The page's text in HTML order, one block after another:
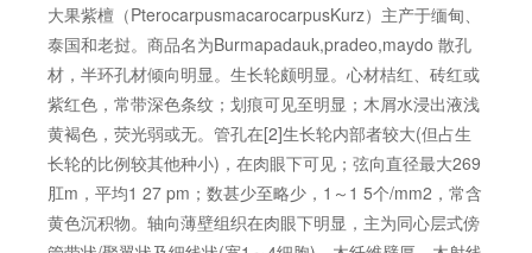
大果紫檀（PterocarpusmacarocarpusKurz）主产于缅甸、
泰国和老挝。商品名为Burmapadauk,pradeo,maydo 散孔
材，半环孔材倾向明显。生长轮颇明显。心材桔红、砖红或
紫红色，常带深色条纹；划痕可见至明显；木屑水浸出液浅
黄褐色，荧光弱或无。管孔在[2]生长轮内部者较大(但占生
长轮的比例较其他种小)，在肉眼下可见；弦向直径最大269
肛m，平均1 27 pm；数甚少至略少，1～1 5个/mm2，常含
黄色沉积物。轴向薄壁组织在肉眼下明显，主为同心层式傍